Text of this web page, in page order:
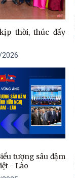
thời, thúc đẩy
tượng sâu đậm
- Lào